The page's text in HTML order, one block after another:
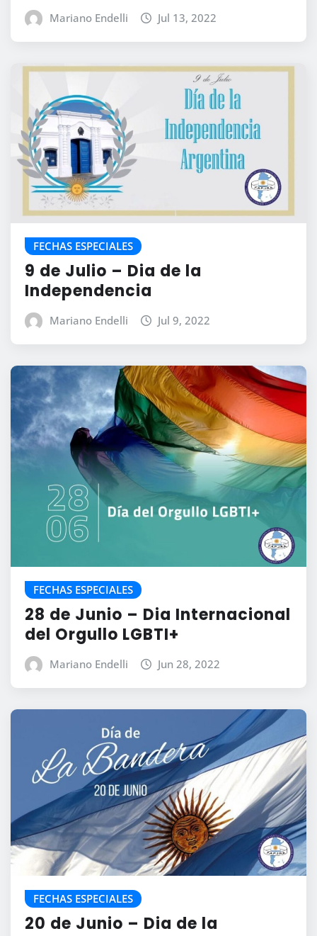
Mariano Endelli Jul 13, 2022
FECHAS ESPECIALES
9 de Julio – Dia de la
Independencia
Mariano Endelli Jul 9, 2022
FECHAS ESPECIALES
28 de Junio – Dia Internacional
del Orgullo LGBTI+
Mariano Endelli Jun 28, 2022
FECHAS ESPECIALES
20 de Junio – Dia de la